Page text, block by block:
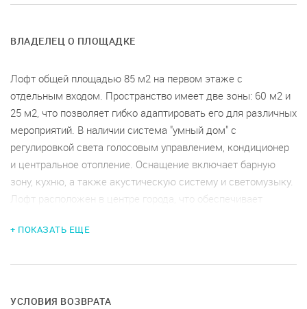
ВЛАДЕЛЕЦ О ПЛОЩАДКЕ
Лофт общей площадью 85 м2 на первом этаже с
отдельным входом. Пространство имеет две зоны: 60 м2 и
25 м2, что позволяет гибко адаптировать его для различных
мероприятий. В наличии система "умный дом" с
регулировкой света голосовым управлением, кондиционер
и центральное отопление. Оснащение включает барную
зону, кухню, а также акустическую систему и светомузыку.
Лофт расположен в центре города, что обеспечивает
Условия аренды: предоплата 50%, депозит 10,000 рублей,
от дня недели. Возврат возможен за две недели до
предусмотрены.
+ ПОКАЗАТЬ ЕЩЕ
УСЛОВИЯ ВОЗВРАТА